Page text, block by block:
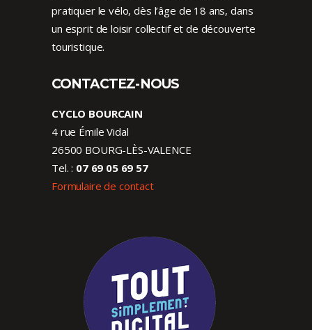
pratiquer le vélo, dès l’âge de 18 ans, dans
un esprit de loisir collectif et de découverte
touristique.
CONTACTEZ-NOUS
CYCLO BOURCAIN
4 rue Émile Vidal
26500 BOURG-LÈS-VALENCE
Tel. : 07 69 05 69 57
Formulaire de contact